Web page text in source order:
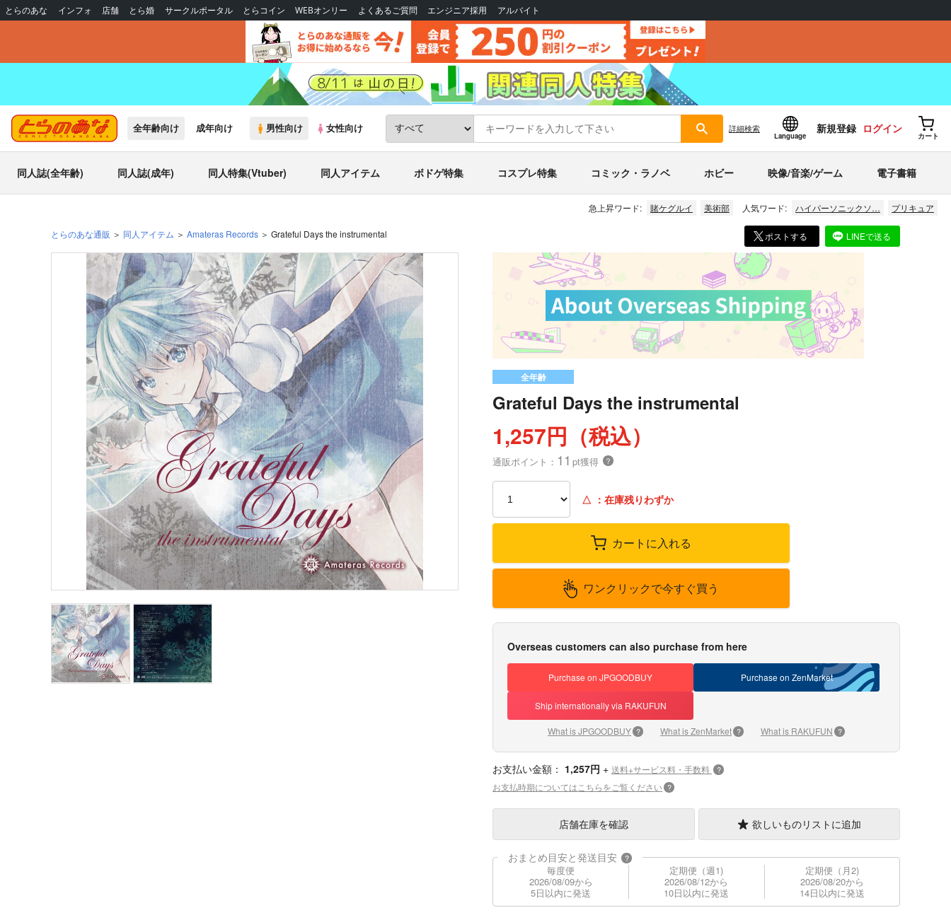
とらのあな インフォ 店舗 とら婚 サークルポータル とらコイン WEBオンリー よくあるご質問 エンジニア採用 アルバイト
全年齢向け 成年向け 男性向け 女性向け 詳細検索
Language
新規登録 ログイン
カート
同人誌(全年齢) 同人誌(成年) 同人特集(Vtuber) 同人アイテム ボドゲ特集 コスプレ特集 コミック・ラノベ ホビー 映像/音楽/ゲーム 電子書籍
急上昇ワード: 賭ケグルイ 美術部 人気ワード: ハイパーソニックソ… プリキュア
とらのあな通販 同人アイテム Amateras Records Grateful Days the instrumental ポストする LINEで送る
全年齢
Grateful Days the instrumental
1,257円（税込）
通販ポイント： 11 pt獲得 ？
△ ：在庫残りわずか
カートに入れる
ワンクリックで今すぐ買う
Overseas customers can also purchase from here
Purchase on JPGOODBUY Purchase on ZenMarket
Ship internationally via RAKUFUN
What is JPGOODBUY ? What is ZenMarket ? What is RAKUFUN ?
お支払い金額： 1,257円 + 送料+サービス料・手数料 ?
お支払時期についてはこちらをご覧ください ?
店舗在庫を確認 欲しいものリストに追加
おまとめ目安と発送目安 ?
毎度便
2026/08/09から
5日以内に発送
定期便（週1)
2026/08/12から
10日以内に発送
定期便（月2)
2026/08/20から
14日以内に発送